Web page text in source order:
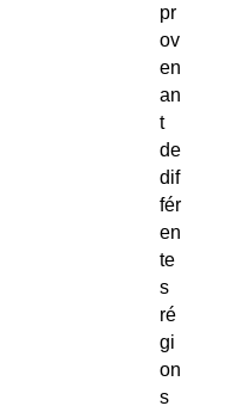
pr
ov
en
an
t
de
dif
fér
en
te
s
ré
gi
on
s